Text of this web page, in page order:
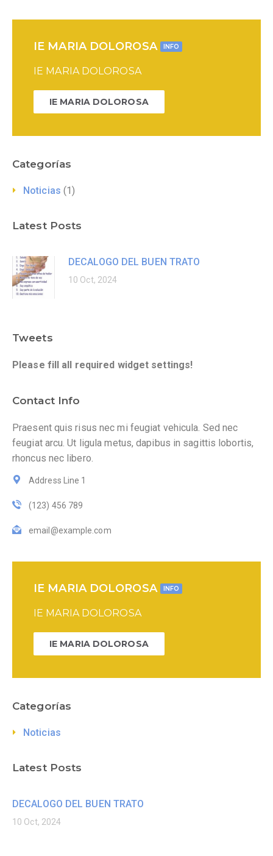
IE MARIA DOLOROSA INFO
IE MARIA DOLOROSA
IE MARIA DOLOROSA
Categorías
Noticias (1)
Latest Posts
DECALOGO DEL BUEN TRATO
10 Oct, 2024
Tweets
Please fill all required widget settings!
Contact Info
Praesent quis risus nec mi feugiat vehicula. Sed nec
feugiat arcu. Ut ligula metus, dapibus in sagittis lobortis,
rhoncus nec libero.
Address Line 1
(123) 456 789
email@example.com
IE MARIA DOLOROSA INFO
IE MARIA DOLOROSA
IE MARIA DOLOROSA
Categorías
Noticias
Latest Posts
DECALOGO DEL BUEN TRATO
10 Oct, 2024